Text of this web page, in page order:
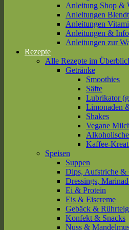
Anleitung Shop &
Anleitungen
Anleitungen
Anleitungen &
Anleitungen zur
Rezepte
Alle Rezepte im
Getränke
Smoothies
Säfte
Lubrikator
Limonaden
Shakes
Vegane
Kaffee-
Speisen
Suppen
Dips, Aufstriche &
Dressings,
Ei & Protein
Eis & Eiscreme
Gebäck &
Konfekt & Snacks
Nuss &